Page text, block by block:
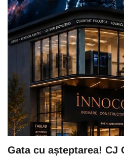
Gata cu așteptarea! CJ